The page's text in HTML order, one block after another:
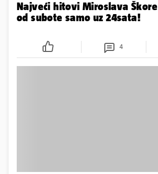
Najveći hitovi Miroslava Škore
od subote samo uz 24sata!
4